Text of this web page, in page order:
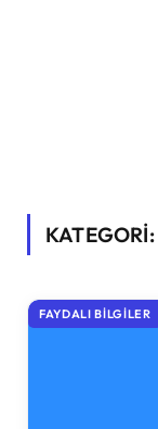
KATEGORİ:
FAYDALI BILGILER